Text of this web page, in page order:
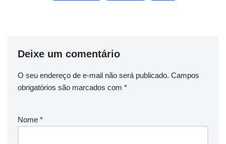
Deixe um comentário
O seu endereço de e-mail não será publicado. Campos
obrigatórios são marcados com *
Nome *